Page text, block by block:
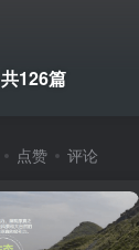
共126篇
点赞 评论